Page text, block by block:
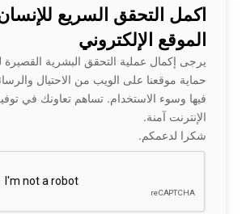
اكمل التحقق السريع
الموقع الإلكتروني
يرجى إكمال عملية التحقق البشرية القصيرة
حماية موقعنا على الويب من الاحتيال
فيها وسوء الاستخدام. تساهم تعاونك في
الإنترنت آمنة.
شكرا لدعمكم.